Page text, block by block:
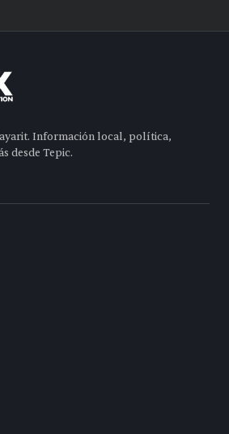
Información local, política,
desde Tepic.